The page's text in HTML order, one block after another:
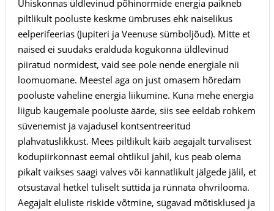
Ühiskonnas üldlevinud põhinormide energia paikneb
piltlikult pooluste keskme ümbruses ehk naiselikus
eelperifeerias (Jupiteri ja Veenuse sümboljõud). Mitte et
naised ei suudaks eralduda kogukonna üldlevinud
piiratud normidest, vaid see pole nende energiale nii
loomuomane. Meestel aga on just omasem hõredam
pooluste vaheline energia liikumine. Kuna mehe energia
liigub kaugemale pooluste äärde, siis see eeldab rohkem
süvenemist ja vajadusel kontsentreeritud
plahvatuslikkust. Mees piltlikult käib aegajalt turvalisest
kodupiirkonnast eemal ohtlikul jahil, kus peab olema
pikalt vaikses saagi valves või kannatlikult jälgede jälil, et
otsustaval hetkel tuliselt süttida ja rünnata ohvrilooma.
Aegajalt eluliste riskide võtmine, sügavad mõtisklused ja